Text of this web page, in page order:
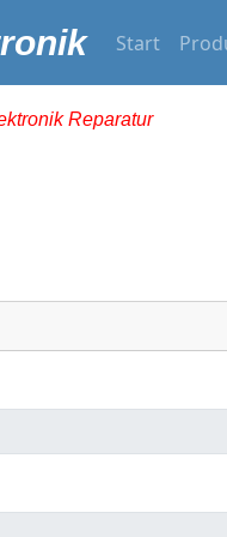
Start
Reparatur